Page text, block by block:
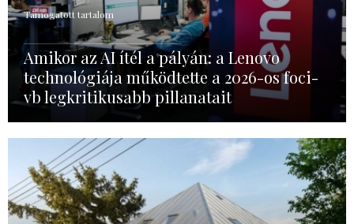
Támogatott tartalom
Amikor az AI ítél a pályán: a Lenovo
technológiája működtette a 2026-os foci-
vb legkritikusabb pillanatait